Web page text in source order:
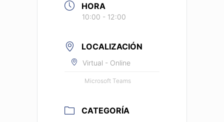
HORA
10:00 - 12:00
LOCALIZACIÓN
Virtual - Online
Microsoft Teams
CATEGORÍA